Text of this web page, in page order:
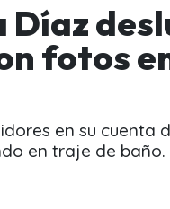
Díaz
fotos
en su
en traje de baño.